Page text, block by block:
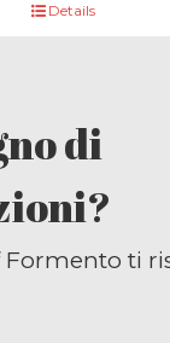
Details
di
Formento ti